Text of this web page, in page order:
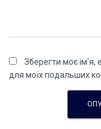
Зберегти моє ім'я,
для моїх подальших